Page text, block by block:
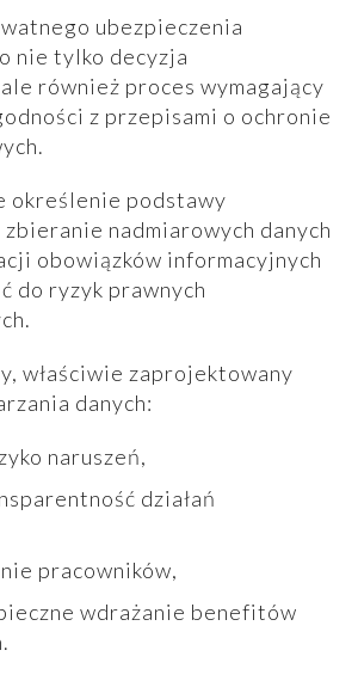
ubezpieczenia
nie tylko decyzja
również proces wymagający
z przepisami o ochronie
określenie podstawy
nadmiarowych danych
obowiązków informacyjnych
do ryzyk prawnych
właściwie zaprojektowany
danych:
naruszeń,
działań
pracowników,
wdrażanie benefitów